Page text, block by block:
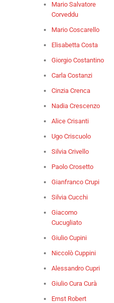
Mario Salvatore
Corveddu
Mario Coscarello
Elisabetta Costa
Giorgio Costantino
Carla Costanzi
Cinzia Crenca
Nadia Crescenzo
Alice Crisanti
Ugo Criscuolo
Silvia Crivello
Paolo Crosetto
Gianfranco Crupi
Silvia Cucchi
Giacomo
Cucugliato
Giulio Cupini
Niccolò Cuppini
Alessandro Cupri
Giulio Cura Curà
Ernst Robert